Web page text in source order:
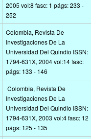
2005 vol:8 fasc: 1 págs: 233 -
252
Colombia, Revista De
Investigaciones De La
Universidad Del Quindio ISSN:
1794-631X, 2004 vol:14 fasc:
págs: 133 - 146
Colombia, Revista De
Investigaciones De La
Universidad Del Quindio ISSN:
1794-631X, 2003 vol:4 fasc: 12
págs: 125 - 135